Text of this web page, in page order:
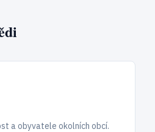
a obyvatele okolních obcí.